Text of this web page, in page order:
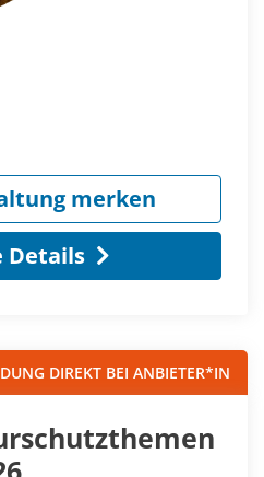
merken
Details
DIREKT BEI ANBIETER*IN